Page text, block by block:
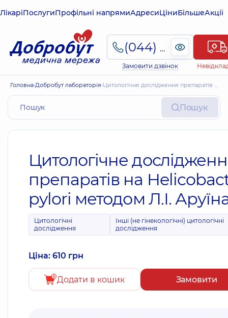
ЛікаріПослугиПрофільні напрямиАдресиЦіниБільшеАкції
(044) 495-2-888
Замовити дзвінок
Головна Добробут лабораторія Цитологічне дослідження препаратів на Helicobacter pylori методом Л.І. Аруїна
Пошук
Цитологічне
препаратів на
pylori методом Л.І.
Цитологічні
дослідження
Інші (не гінекологічні) цитологічні
дослідження
Ціна: 610 грн
Додати в кошик Замовити